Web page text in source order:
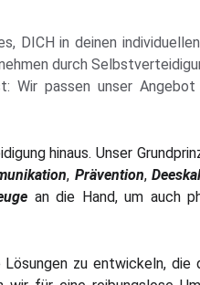
DICH in deinen
durch
Wir passen unser
hinaus. Unser
, Prävention,
an die Hand, um auch
zu entwickeln, die